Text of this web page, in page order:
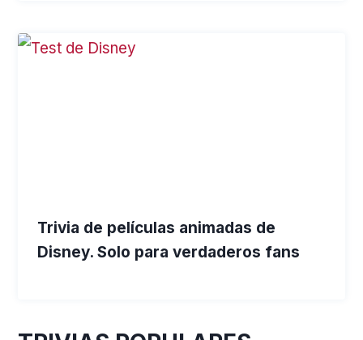
Trivia de películas animadas de
Disney. Solo para verdaderos fans